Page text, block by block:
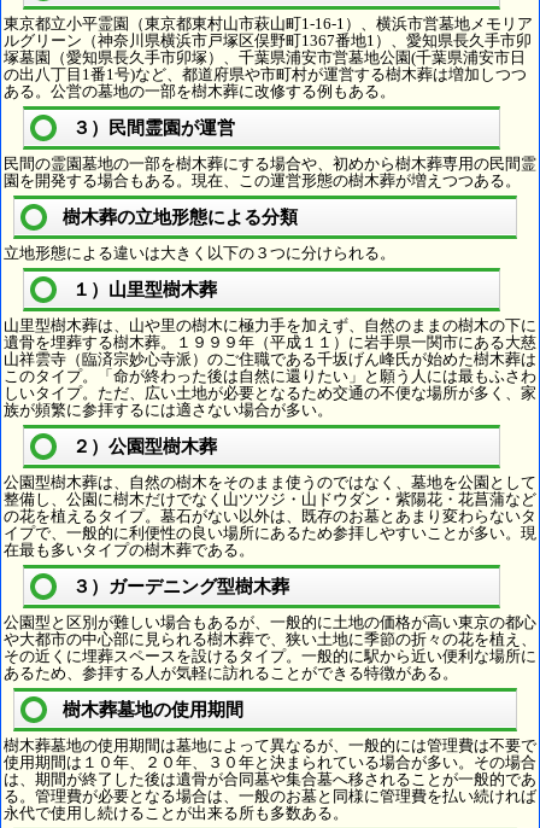
東京都立小平霊園（東京都東村山市萩山町1-16-1）、横浜市営墓地メモリア
ルグリーン（神奈川県横浜市戸塚区俣野町1367番地1）、愛知県長久手市卯
塚墓園（愛知県長久手市卯塚）、千葉県浦安市営墓地公園(千葉県浦安市日
の出八丁目1番1号)など、都道府県や市町村が運営する樹木葬は増加しつつ
ある。公営の墓地の一部を樹木葬に改修する例もある。
３）民間霊園が運営
民間の霊園墓地の一部を樹木葬にする場合や、初めから樹木葬専用の民間霊
園を開発する場合もある。現在、この運営形態の樹木葬が増えつつある。
樹木葬の立地形態による分類
立地形態による違いは大きく以下の３つに分けられる。
１）山里型樹木葬
山里型樹木葬は、山や里の樹木に極力手を加えず、自然のままの樹木の下に
遺骨を埋葬する樹木葬。１９９９年（平成１１）に岩手県一関市にある大慈
山祥雲寺（臨済宗妙心寺派）のご住職である千坂げん峰氏が始めた樹木葬は
このタイプ。「命が終わった後は自然に還りたい」と願う人には最もふさわ
しいタイプ。ただ、広い土地が必要となるため交通の不便な場所が多く、家
族が頻繁に参拝するには適さない場合が多い。
２）公園型樹木葬
公園型樹木葬は、自然の樹木をそのまま使うのではなく、墓地を公園として
整備し、公園に樹木だけでなく山ツツジ・山ドウダン・紫陽花・花菖蒲など
の花を植えるタイプ。墓石がない以外は、既存のお墓とあまり変わらないタ
イプで、一般的に利便性の良い場所にあるため参拝しやすいことが多い。現
在最も多いタイプの樹木葬である。
３）ガーデニング型樹木葬
公園型と区別が難しい場合もあるが、一般的に土地の価格が高い東京の都心
や大都市の中心部に見られる樹木葬で、狭い土地に季節の折々の花を植え、
その近くに埋葬スペースを設けるタイプ。一般的に駅から近い便利な場所に
あるため、参拝する人が気軽に訪れることができる特徴がある。
樹木葬墓地の使用期間
樹木葬墓地の使用期間は墓地によって異なるが、一般的には管理費は不要で
使用期間は１０年、２０年、３０年と決まられている場合が多い。その場合
は、期間が終了した後は遺骨が合同墓や集合墓へ移されることが一般的であ
る。管理費が必要となる場合は、一般のお墓と同様に管理費を払い続ければ
永代で使用し続けることが出来る所も多数ある。